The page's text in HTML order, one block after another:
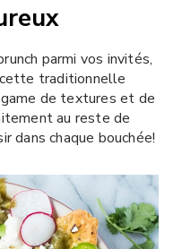
parmi vos invités,
traditionnelle
de textures et de
au reste de
dans chaque bouchée!